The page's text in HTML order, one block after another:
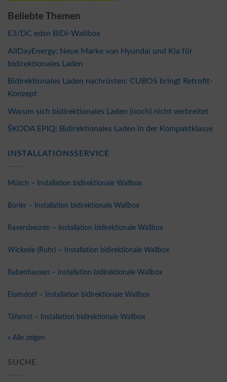
Beliebte Themen
E3/DC edsn BiDi-Wallbox
AllDayEnergy: Neue Marke von Hyundai und Kia für
bidirektionales Laden
Bidirektionales Laden nachrüsten: CUBOS bringt Retrofit-
Konzept
Warum sich bidirektionales Laden (noch) nicht verbreitet
ŠKODA EPIQ: Bidirektionales Laden in der Kompaktklasse
INSTALLATIONSSERVICE
Müsch – Installation bidirektionale Wallbox
Borler – Installation bidirektionale Wallbox
Raversbeuren – Installation bidirektionale Wallbox
Wickede (Ruhr) – Installation bidirektionale Wallbox
Babenhausen – Installation bidirektionale Wallbox
Eisendorf – Installation bidirektionale Wallbox
Täferrot – Installation bidirektionale Wallbox
» Alle zeigen
SUCHE